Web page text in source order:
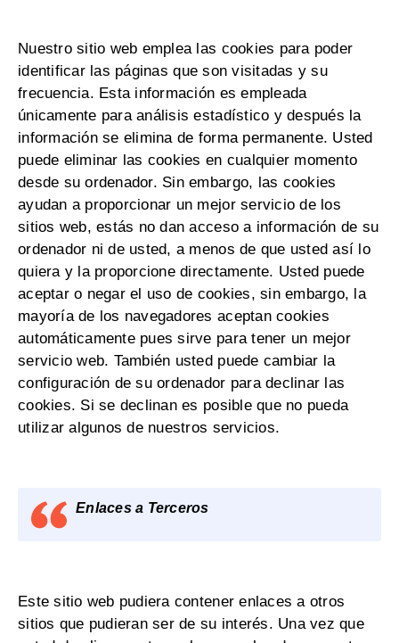
Nuestro sitio web emplea las cookies para poder
identificar las páginas que son visitadas y su
frecuencia. Esta información es empleada
únicamente para análisis estadístico y después la
información se elimina de forma permanente. Usted
puede eliminar las cookies en cualquier momento
desde su ordenador. Sin embargo, las cookies
ayudan a proporcionar un mejor servicio de los
sitios web, estás no dan acceso a información de su
ordenador ni de usted, a menos de que usted así lo
quiera y la proporcione directamente. Usted puede
aceptar o negar el uso de cookies, sin embargo, la
mayoría de los navegadores aceptan cookies
automáticamente pues sirve para tener un mejor
servicio web. También usted puede cambiar la
configuración de su ordenador para declinar las
cookies. Si se declinan es posible que no pueda
utilizar algunos de nuestros servicios.
Enlaces a Terceros
Este sitio web pudiera contener enlaces a otros
sitios que pudieran ser de su interés. Una vez que